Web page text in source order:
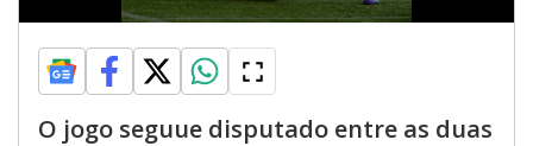
O jogo seguue disputado entre as duas